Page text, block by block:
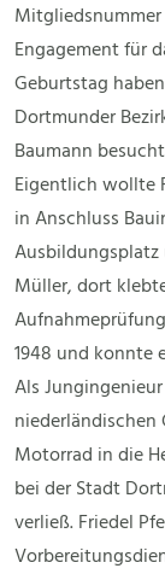
Mitgliedsnummer
Engagement für
Geburtstag
Dortmunder
Baumann
Eigentlich wollte
in Anschluss
Ausbildungsplatz
Müller, dort
1948 und konnte
Als
niederländischen
Motorrad in die
bei der Stadt
verließ. Friedel